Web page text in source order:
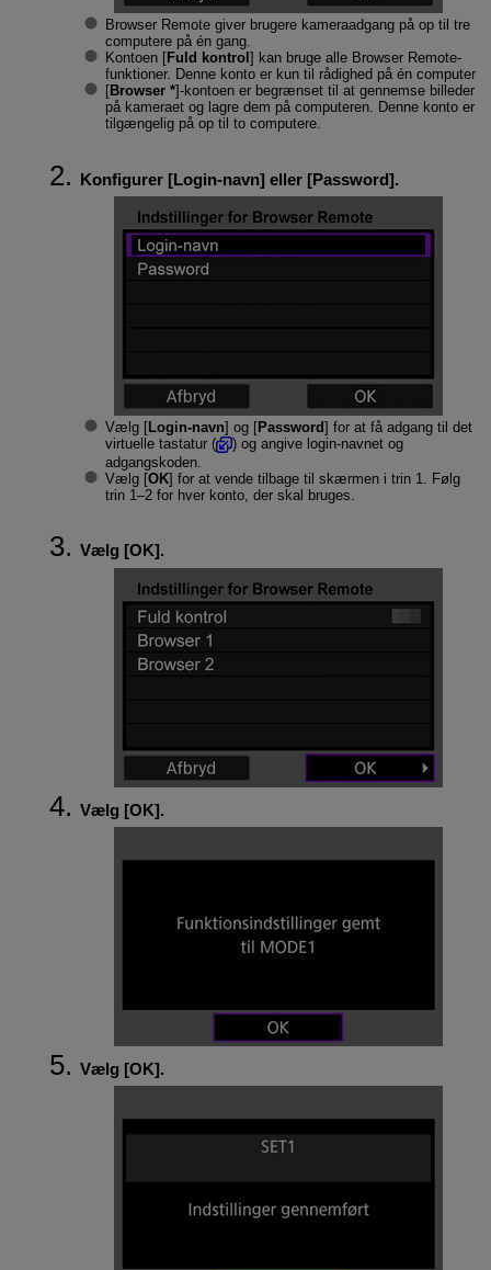
Browser Remote giver brugere kameraadgang på op til tre
computere på én gang.
Kontoen [Fuld kontrol ] kan bruge alle Browser Remote-
funktioner. Denne konto er kun til rådighed på én computer
[Browser *]-kontoen er begrænset til at gennemse billeder
på kameraet og lagre dem på computeren. Denne konto er
tilgængelig på op til to computere.
Konfigurer [Login-navn] eller [Password].
Vælg [Login-navn] og [Password] for at få adgang til det
virtuelle tastatur (
) og angive login-navnet og
adgangskoden.
Vælg [OK] for at vende tilbage til skærmen i trin 1. Følg
trin 1–2 for hver konto, der skal bruges.
Vælg [OK].
Vælg [OK].
Vælg [OK].